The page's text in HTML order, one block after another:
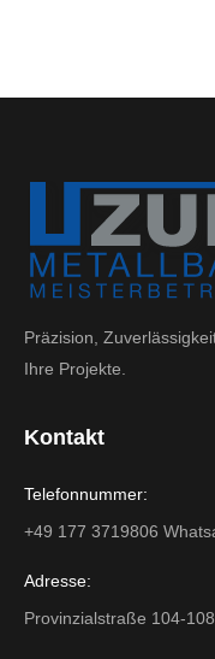
Präzision,
Ihre Projekte.
Kontakt
Telefonnummer:
+49 177 3719806
Adresse:
Provinzialstraße 104-